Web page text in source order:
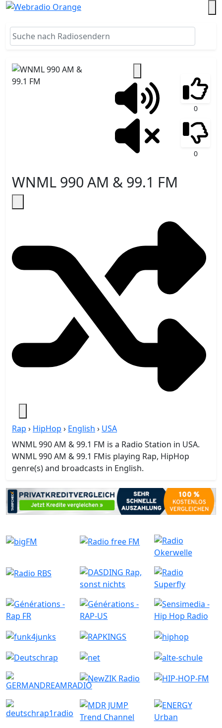
WNML 990 AM & 99.1 FM
Rap › HipHop › English › USA
WNML 990 AM & 99.1 FM is a Radio Station in USA.
WNML 990 AM & 99.1 FMis playing Rap, HipHop
genre(s) and broadcasts in English.
0
0